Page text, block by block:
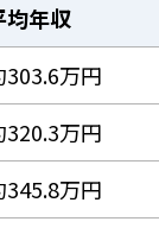
均年収
303.6万円
320.3万円
345.8万円